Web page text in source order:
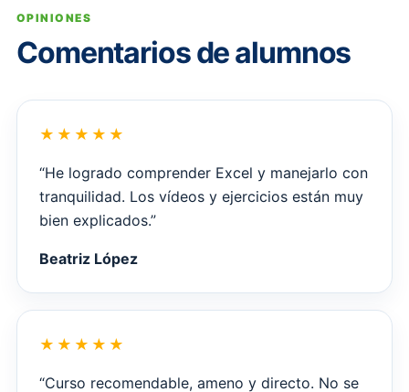
OPINIONES
Comentarios de alumnos
“He logrado comprender Excel y manejarlo con
tranquilidad. Los vídeos y ejercicios están muy
bien explicados.”
Beatriz López
“Curso recomendable, ameno y directo. No se